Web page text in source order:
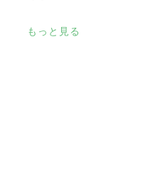
もっと見る